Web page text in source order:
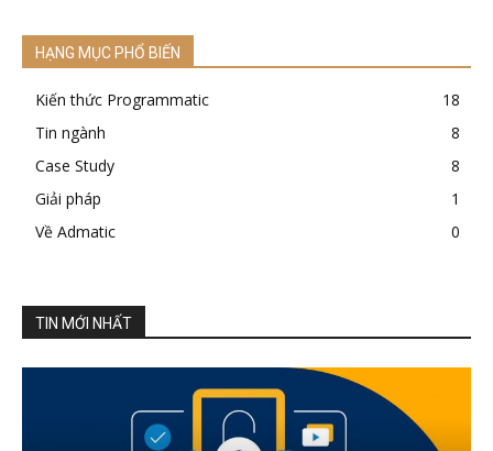
HẠNG MỤC PHỔ BIẾN
Kiến thức Programmatic
18
Tin ngành
8
Case Study
8
Giải pháp
1
Về Admatic
0
TIN MỚI NHẤT